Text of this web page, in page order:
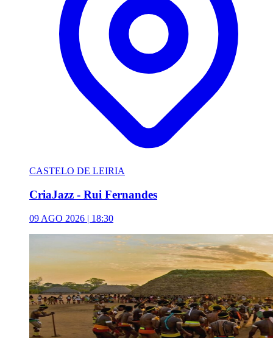
CASTELO DE LEIRIA
CriaJazz - Rui Fernandes
09 AGO 2026 | 18:30